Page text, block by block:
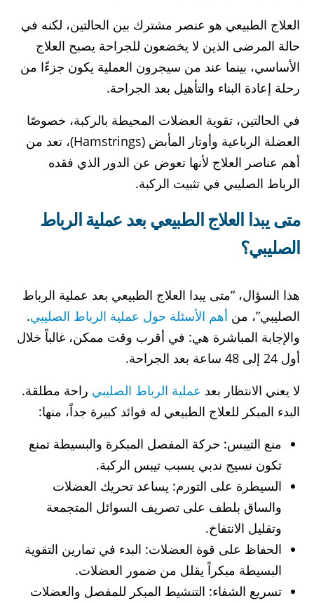
العلاج الطبيعي هو عنصر مشترك بين الحالتين، لكنه في
حالة المرضى الذين لا يخضعون للجراحة يصبح العلاج
الأساسي، بينما عند من سيجرون العملية يكون جزءًا من
رحلة إعادة البناء والتأهيل بعد الجراحة.
في الحالتين، تقوية العضلات المحيطة بالركبة، خصوصًا
العضلة الرباعية وأوتار المأبض (Hamstrings)، تعد من
أهم عناصر العلاج لأنها تعوض عن الدور الذي فقده
الرباط الصليبي في تثبيت الركبة.
متى يبدا العلاج الطبيعي بعد عملية الرباط
الصليبي​؟
هذا السؤال، “متى يبدا العلاج الطبيعي بعد عملية الرباط
الصليبي​”، من أهم الأسئلة حول عملية الرباط الصليبي.
والإجابة المباشرة هي: في أقرب وقت ممكن، غالباً خلال
أول 24 إلى 48 ساعة بعد الجراحة.
لا يعني الانتظار بعد عملية الرباط الصليبي راحة مطلقة.
البدء المبكر للعلاج الطبيعي له فوائد كبيرة جداً، منها:
منع التيبس: حركة المفصل المبكرة والبسيطة تمنع
تكون نسيج ندبي يسبب تيبس الركبة.
السيطرة على التورم: يساعد تحريك العضلات
والساق بلطف على تصريف السوائل المتجمعة
وتقليل الانتفاخ.
الحفاظ على قوة العضلات: البدء في تمارين التقوية
البسيطة مبكراً يقلل من ضمور العضلات.
تسريع الشفاء: التنشيط المبكر للمفصل والعضلات